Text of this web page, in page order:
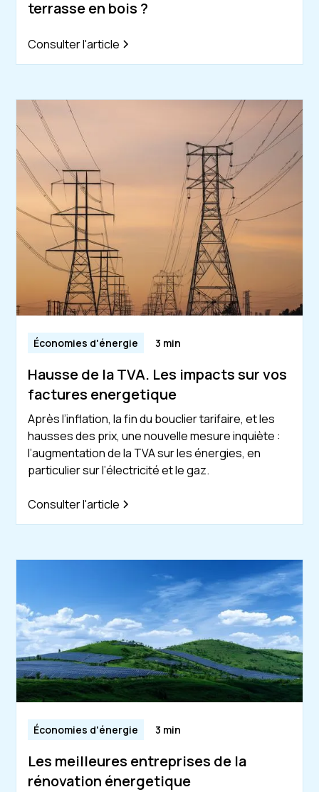
terrasse en bois ?
Consulter l'article
Économies d'énergie 3 min
Hausse de la TVA. Les impacts sur vos
factures energetique
Après l’inflation, la fin du bouclier tarifaire, et les
hausses des prix, une nouvelle mesure inquiète :
l’augmentation de la TVA sur les énergies, en
particulier sur l’électricité et le gaz.
Consulter l'article
Économies d'énergie 3 min
Les meilleures entreprises de la
rénovation énergetique